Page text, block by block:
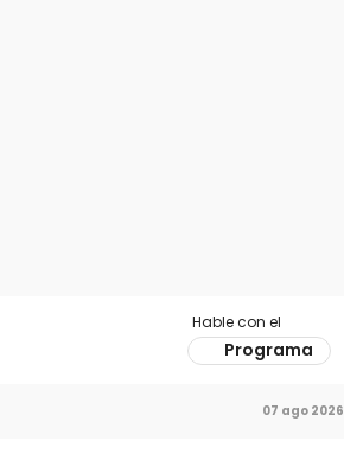
Hable con el
Programa
07 ago 2026